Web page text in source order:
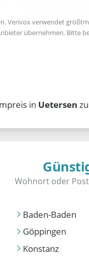
Verivox verwendet
übernehmen. Bitte
in Uetersen
Baden-Baden
Göppingen
Konstanz